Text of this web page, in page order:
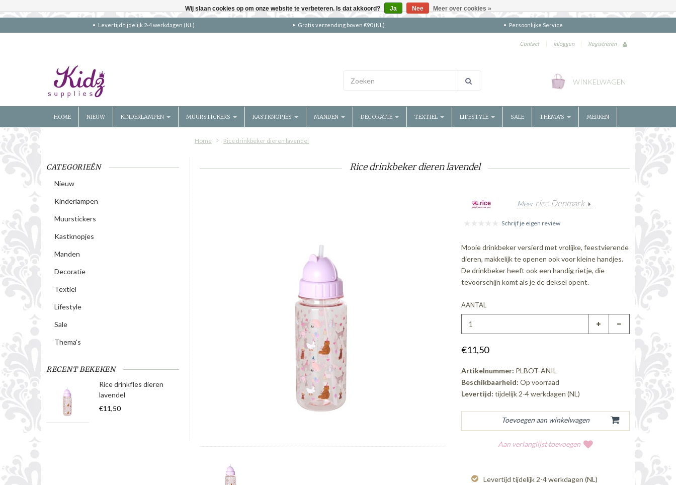
Levertijd tijdelijk 2-4 werkdagen (NL) Gratis verzending boven €90 (NL) Persoonlijke Service
Contact | Inloggen | Registreren
WINKELWAGEN
HOME NIEUW KINDERLAMPEN MUURSTICKERS KASTKNOPJES MANDEN DECORATIE TEXTIEL LIFESTYLE SALE THEMA'S MERKEN
Home Rice drinkbeker dieren lavendel
CATEGORIEËN
Nieuw
Kinderlampen
Muurstickers
Kastknopjes
Manden
Decoratie
Textiel
Lifestyle
Sale
Thema's
RECENT BEKEKEN
Rice drinkfles dieren
lavendel
€11,50
Rice drinkbeker dieren lavendel
Meerrice Denmark
Schrijf je eigen review
Mooie drinkbeker versierd met vrolijke, feestvierende
dieren, makkelijk te openen ook voor kleine handjes.
De drinkbeker heeft ook een handig rietje, die
tevoorschijn komt als je de deksel opent.
AANTAL
€11,50
Artikelnummer: PLBOT-ANIL
Beschikbaarheid: Op voorraad
Levertijd: tijdelijk 2-4 werkdagen (NL)
Aan verlanglijst toevoegen
Levertijd tijdelijk 2-4 werkdagen (NL)
Wij slaan cookies op om onze website te verbeteren. Is dat akkoord? Ja Nee Meer over cookies »